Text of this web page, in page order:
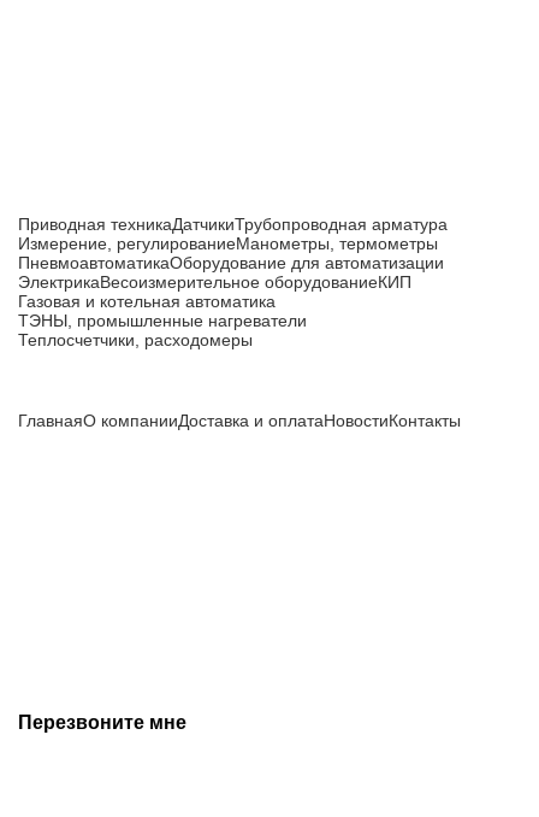
Приводная техникаДатчикиТрубопроводная арматура
Измерение, регулированиеМанометры, термометры
ПневмоавтоматикаОборудование для автоматизации
ЭлектрикаВесоизмерительное оборудованиеКИП
Газовая и котельная автоматика
ТЭНЫ, промышленные нагреватели
Теплосчетчики, расходомеры
ГлавнаяО компанииДоставка и оплатаНовостиКонтакты
Перезвоните мне